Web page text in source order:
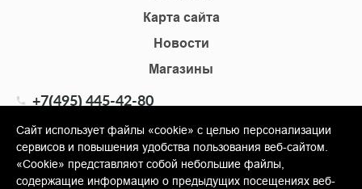
Карта сайта
Новости
Магазины
+7(495) 445-42-80
info@shopkm.ru
Сайт использует файлы «cookie» с целью персонализации
сервисов и повышения удобства пользования веб-сайтом.
«Cookie» представляют собой небольшие файлы,
содержащие информацию о предыдущих посещениях веб-